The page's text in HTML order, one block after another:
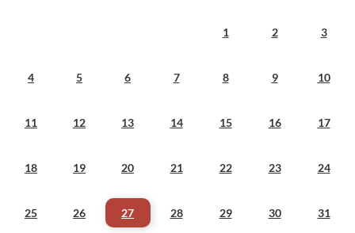
1 2 3
4 5 6 7 8 9 10
11 12 13 14 15 16 17
18 19 20 21 22 23 24
25 26 27 28 29 30 31